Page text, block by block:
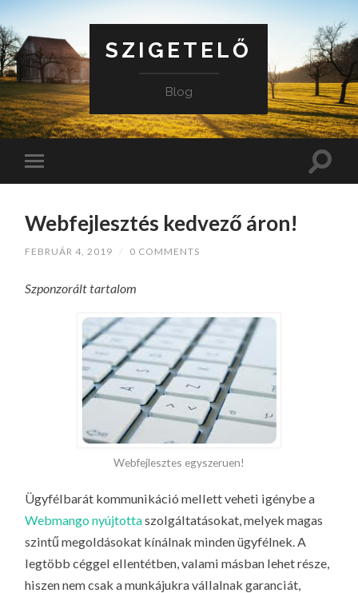
SZIGETELŐ
Blog
Webfejlesztés kedvező áron!
FEBRUÁR 4, 2019 / 0 COMMENTS
Szponzorált tartalom
Webfejlesztes egyszeruen!
Ügyfélbarát kommunikáció mellett veheti igénybe a
Webmango nyújtottaszolgáltatásokat, melyek magas
szintű megoldásokat kínálnak minden ügyfélnek. A
legtöbb céggel ellentétben, valami másban lehet része,
hiszen nem csak a munkájukra vállalnak garanciát,